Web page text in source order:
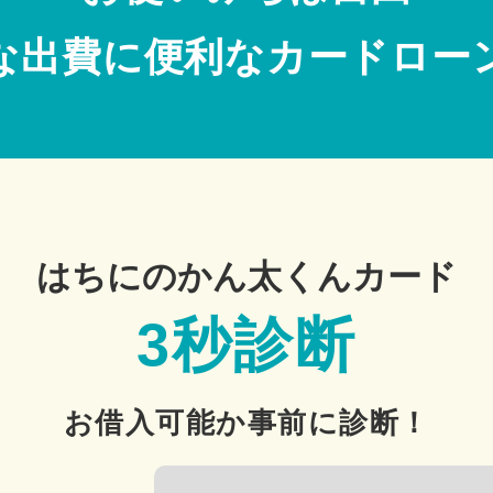
出費に便利なカードロー
はちにのかん太くんカード
3秒診断
お借入可能か事前に診断！